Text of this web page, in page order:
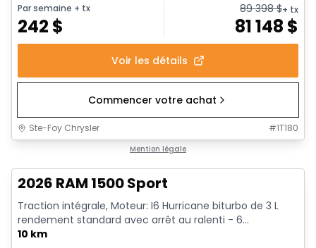
Par semaine + tx
242 $
89 398$+ tx
81 148 $
Voir les détails
Commencer votre achat
Ste-Foy Chrysler #1T180
Mention légale
2026 RAM 1500 Sport
Traction intégrale, Moteur: I6 Hurricane biturbo de 3 L
rendement standard avec arrêt au ralenti - 6...
10 km